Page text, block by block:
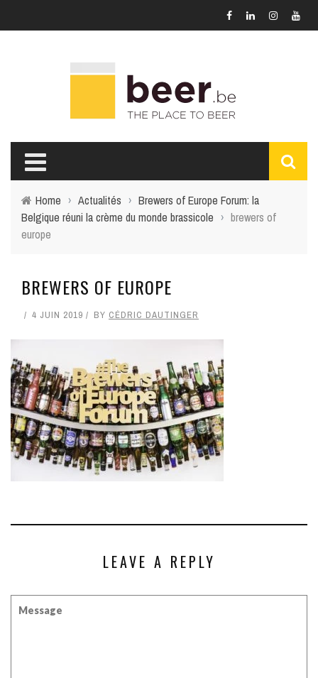
Home › Actualités › Brewers of Europe Forum: la
Belgique réuni la crème du monde brassicole › brewers of
europe
BREWERS OF EUROPE
4 JUIN 2019 BY CÉDRIC DAUTINGER
LEAVE A REPLY